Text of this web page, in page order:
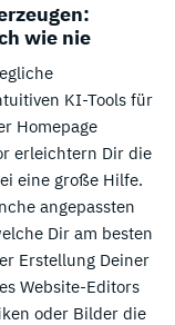
wie nie
KI-Tools für
Homepage
erleichtern Dir die
eine große Hilfe.
angepassten
Dir am besten
Erstellung Deiner
Website-Editors
oder Bilder die